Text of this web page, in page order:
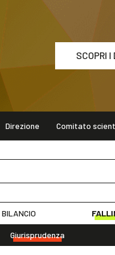
SCOPRI
Direzione Comitato
Giurisprudenza